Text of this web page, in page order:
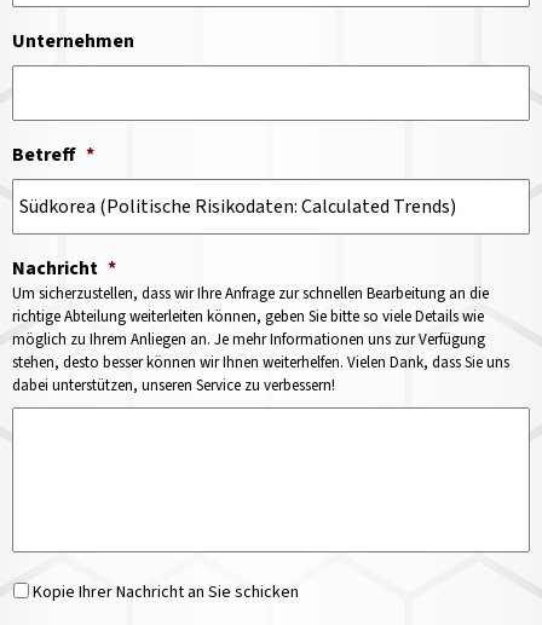
Unternehmen
Betreff *
Nachricht *
Um sicherzustellen, dass wir Ihre Anfrage zur schnellen Bearbeitung an die
richtige Abteilung weiterleiten können, geben Sie bitte so viele Details wie
möglich zu Ihrem Anliegen an. Je mehr Informationen uns zur Verfügung
stehen, desto besser können wir Ihnen weiterhelfen. Vielen Dank, dass Sie uns
dabei unterstützen, unseren Service zu verbessern!
Kopie Ihrer Nachricht an Sie schicken